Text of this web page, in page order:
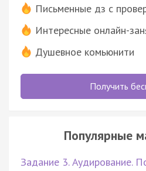
Письменные дз с
Интересные онлайн-
Душевное комьюнити
Получить
Популярные
Задание 3. Аудирование.